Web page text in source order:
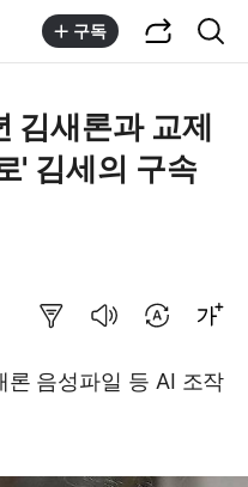
구독
김새론과 교제
' 김세의 구속
론 음성파일 등 AI 조작